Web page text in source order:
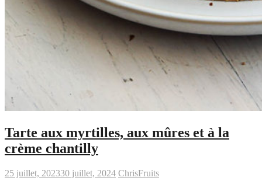
Tarte aux myrtilles, aux mûres et à la
crème chantilly
25 juillet, 202330 juillet, 2024 ChrisFruits